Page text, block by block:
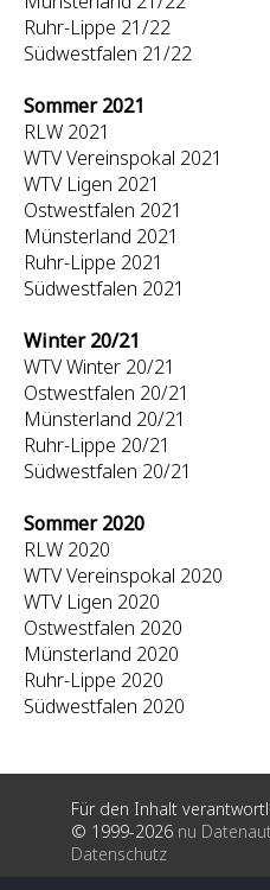
Ruhr-Lippe 21/22
Südwestfalen 21/22
Sommer 2021
RLW 2021
WTV Vereinspokal 2021
WTV Ligen 2021
Ostwestfalen 2021
Münsterland 2021
Ruhr-Lippe 2021
Südwestfalen 2021
Winter 20/21
WTV Winter 20/21
Ostwestfalen 20/21
Münsterland 20/21
Ruhr-Lippe 20/21
Südwestfalen 20/21
Sommer 2020
RLW 2020
WTV Vereinspokal 2020
WTV Ligen 2020
Ostwestfalen 2020
Münsterland 2020
Ruhr-Lippe 2020
Südwestfalen 2020
Für den Inhalt
© 1999-2026 nu
Datenschutz